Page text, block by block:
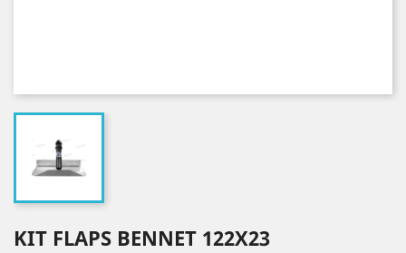
KIT FLAPS BENNET 122X23